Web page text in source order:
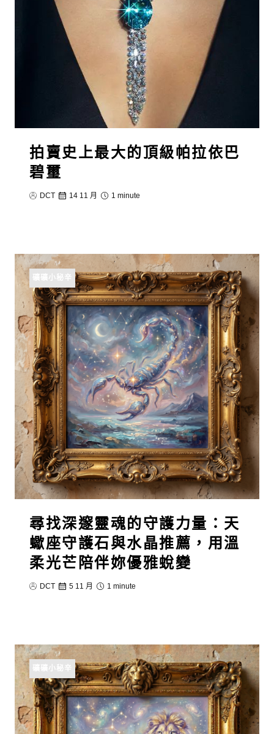
拍賣史上最大的頂級帕拉依巴
碧璽
DCT 14 11 月 1 minute
礦礦小秘辛
尋找深邃靈魂的守護力量：天
蠍座守護石與水晶推薦，用溫
柔光芒陪伴妳優雅蛻變
DCT 5 11 月 1 minute
礦礦小秘辛